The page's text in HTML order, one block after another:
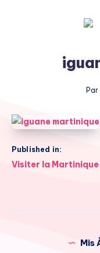
Par
Published in:
Navigation
Visiter la Martinique
Mis